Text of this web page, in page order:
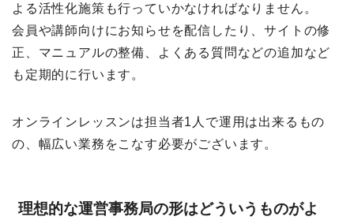
よる活性化施策も行っていかなければなりません。
会員や講師向けにお知らせを配信したり、サイトの修
正、マニュアルの整備、よくある質問などの追加など
も定期的に行います。
オンラインレッスンは担当者1人で運用は出来るもの
の、幅広い業務をこなす必要がございます。
理想的な運営事務局の形はどういうものがよ